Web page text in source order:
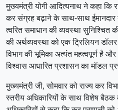
मुख्यमंत्री योगी आदित्यनाथ ने कहा कि
कर संग्रह बढ़ाने के साथ-साथ ईमानदार
त्वरित समाधान की व्यवस्था सुनिश्चित
की अर्थव्यवस्था को एक ट्रिलियन
विभाग की भूमिका अत्यंत महत्वपूर्ण है
विश्वास आधारित प्रशासन का मॉडल
मुख्यमंत्री जी, सोमवार को राज्य कर
स्तरीय अधिकारियों के साथ विशेष